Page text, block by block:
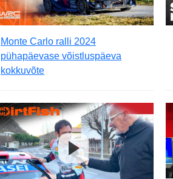
Monte Carlo ralli 2024
pühapäevase võistluspäeva
kokkuvõte